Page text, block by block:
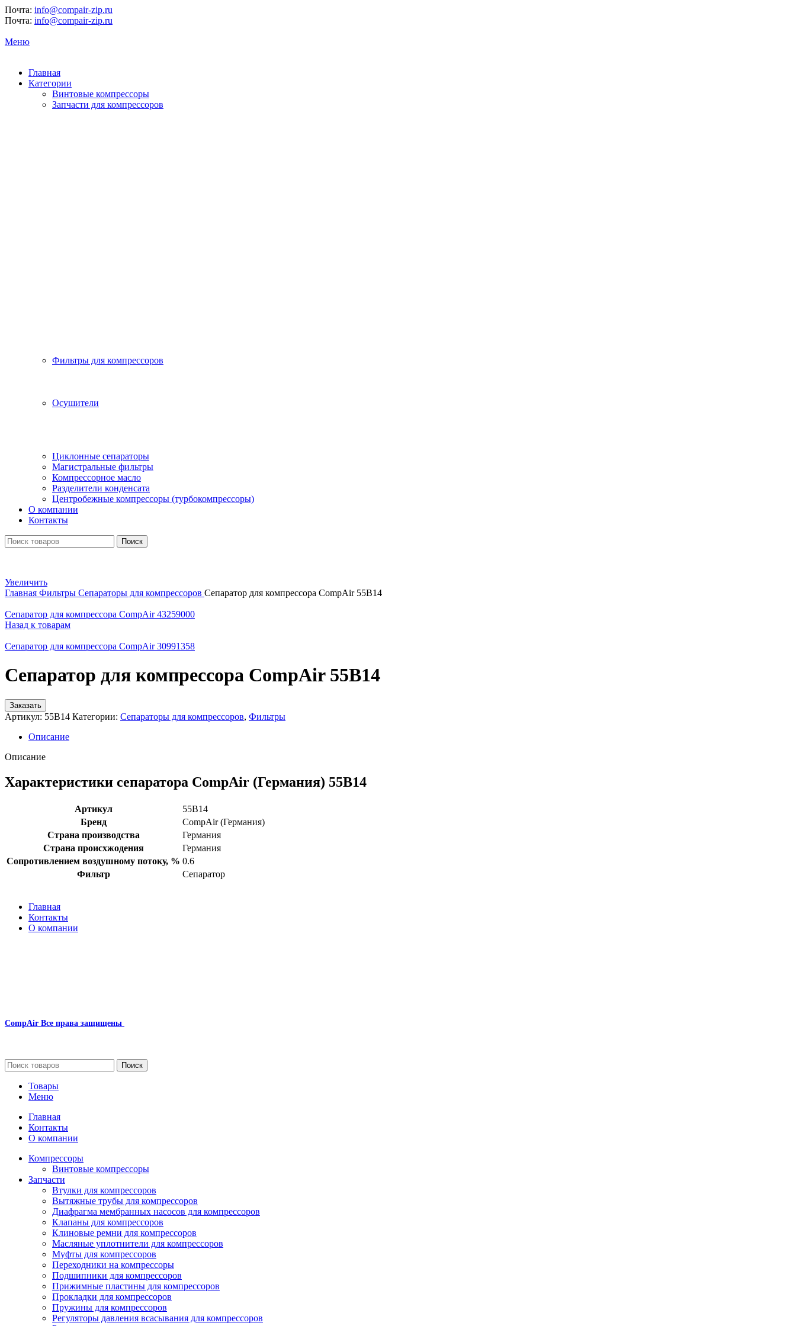
Почта: info@compair-zip.ru
Почта: info@compair-zip.ru
Меню
Главная
Категории
Винтовые компрессоры
Запчасти для компрессоров
Фильтры для компрессоров
Осушители
Циклонные сепараторы
Магистральные фильтры
Компрессорное масло
Разделители конденсата
Центробежные компрессоры (турбокомпрессоры)
О компании
Контакты
Поиск
Увеличить
Главная Фильтры Сепараторы для компрессоров Сепаратор для компрессора CompAir 55B14
Сепаратор для компрессора CompAir 43259000
Назад к товарам
Сепаратор для компрессора CompAir 30991358
Сепаратор для компрессора CompAir 55B14
Заказать
Артикул: 55B14 Категории: Сепараторы для компрессоров, Фильтры
Описание
Описание
Характеристики сепаратора CompAir (Германия) 55B14
Артикул
55B14
Бренд
CompAir (Германия)
Страна производства
Германия
Страна происхжодения
Германия
Сопротивлением воздушному потоку, % 0.6
Фильтр
Сепаратор
Главная
Контакты
О компании
CompAir Все права защищены
Поиск
Товары
Меню
Главная
Контакты
О компании
Компрессоры
Винтовые компрессоры
Запчасти
Втулки для компрессоров
Вытяжные трубы для компрессоров
Диафрагма мембранных насосов для компрессоров
Клапаны для компрессоров
Клиновые ремни для компрессоров
Масляные уплотнители для компрессоров
Муфты для компрессоров
Переходники на компрессоры
Подшипники для компрессоров
Прижимные пластины для компрессоров
Прокладки для компрессоров
Пружины для компрессоров
Регуляторы давления всасывания для компрессоров